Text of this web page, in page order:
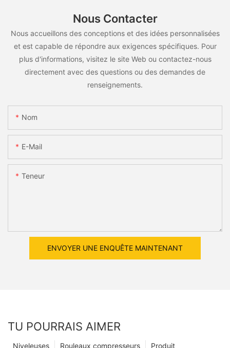
Nous Contacter
Nous accueillons des conceptions et des idées personnalisées
et est capable de répondre aux exigences spécifiques. Pour
plus d'informations, visitez le site Web ou contactez-nous
directement avec des questions ou des demandes de
renseignements.
Nom
E-Mail
Teneur
ENVOYER UNE ENQUÊTE MAINTENANT
TU POURRAIS AIMER
Produit
Rouleaux compresseurs
Niveleuses